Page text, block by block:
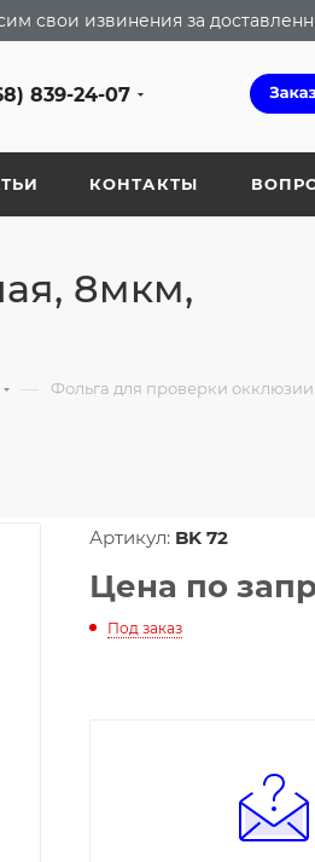
свои извинения за
839-24-07
КОНТАКТЫ
8мкм,
— Фольга для проверки окклюзии
Артикул: BK 72
Цена по
Под заказ